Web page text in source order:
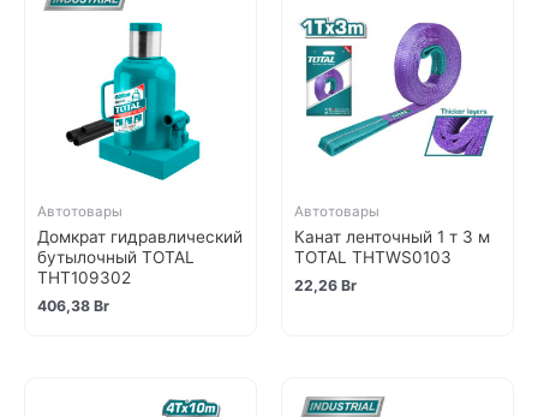
Автотовары
Домкрат гидравлический
бутылочный TOTAL
THT109302
406,38 Br
Автотовары
Канат ленточный 1 т 3 м
TOTAL THTWS0103
22,26 Br